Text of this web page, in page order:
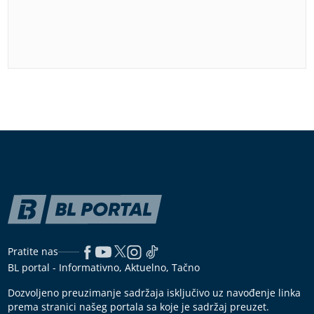
Pratite nas
BL portal - Informativno, Aktuelno, Tačno
Dozvoljeno preuzimanje sadržaja isključivo uz navođenje linka
prema stranici našeg portala sa koje je sadržaj preuzet.